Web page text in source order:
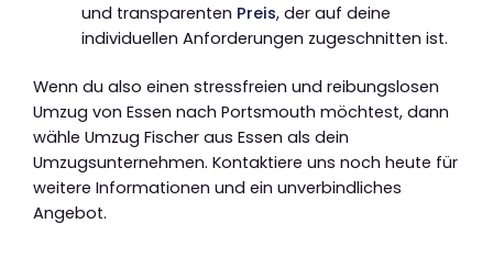
und transparenten Preis, der auf deine
individuellen Anforderungen zugeschnitten ist.
Wenn du also einen stressfreien und reibungslosen
Umzug von Essen nach Portsmouth möchtest, dann
wähle Umzug Fischer aus Essen als dein
Umzugsunternehmen. Kontaktiere uns noch heute für
weitere Informationen und ein unverbindliches
Angebot.